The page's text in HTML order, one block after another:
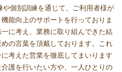
個別訓練を通じて、ご利用者様が
能向上のサポートを行っておりま
に考え、業務に取り組んできた結
の言葉を頂戴しております。これ
考えた営業を徹底してまいります
護を行いたい方や、一人ひとりの